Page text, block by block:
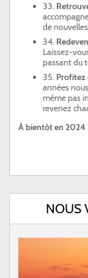
33.
de
34.
Laissez-
passant du
35. Profitez
années
même pas
revenez
À bientôt en 2024
NOUS